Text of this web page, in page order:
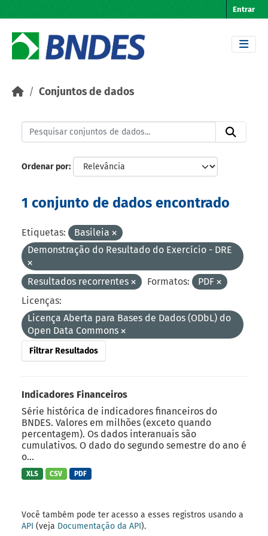
Entrar
Conjuntos de dados
Ordenar por
1 conjunto de dados encontrado
Etiquetas:
Basileia
Demonstração do Resultado do Exercício - DRE
Resultados recorrentes Formatos:
PDF
Licenças:
Licença Aberta para Bases de Dados (ODbL) do
Open Data Commons
Filtrar Resultados
Indicadores Financeiros
Série histórica de indicadores financeiros do
BNDES. Valores em milhões (exceto quando
percentagem). Os dados interanuais são
cumulativos. O dado do segundo semestre do ano é
o...
XLS CSV PDF
Você também pode ter acesso a esses registros usando a
API (veja Documentação da API).